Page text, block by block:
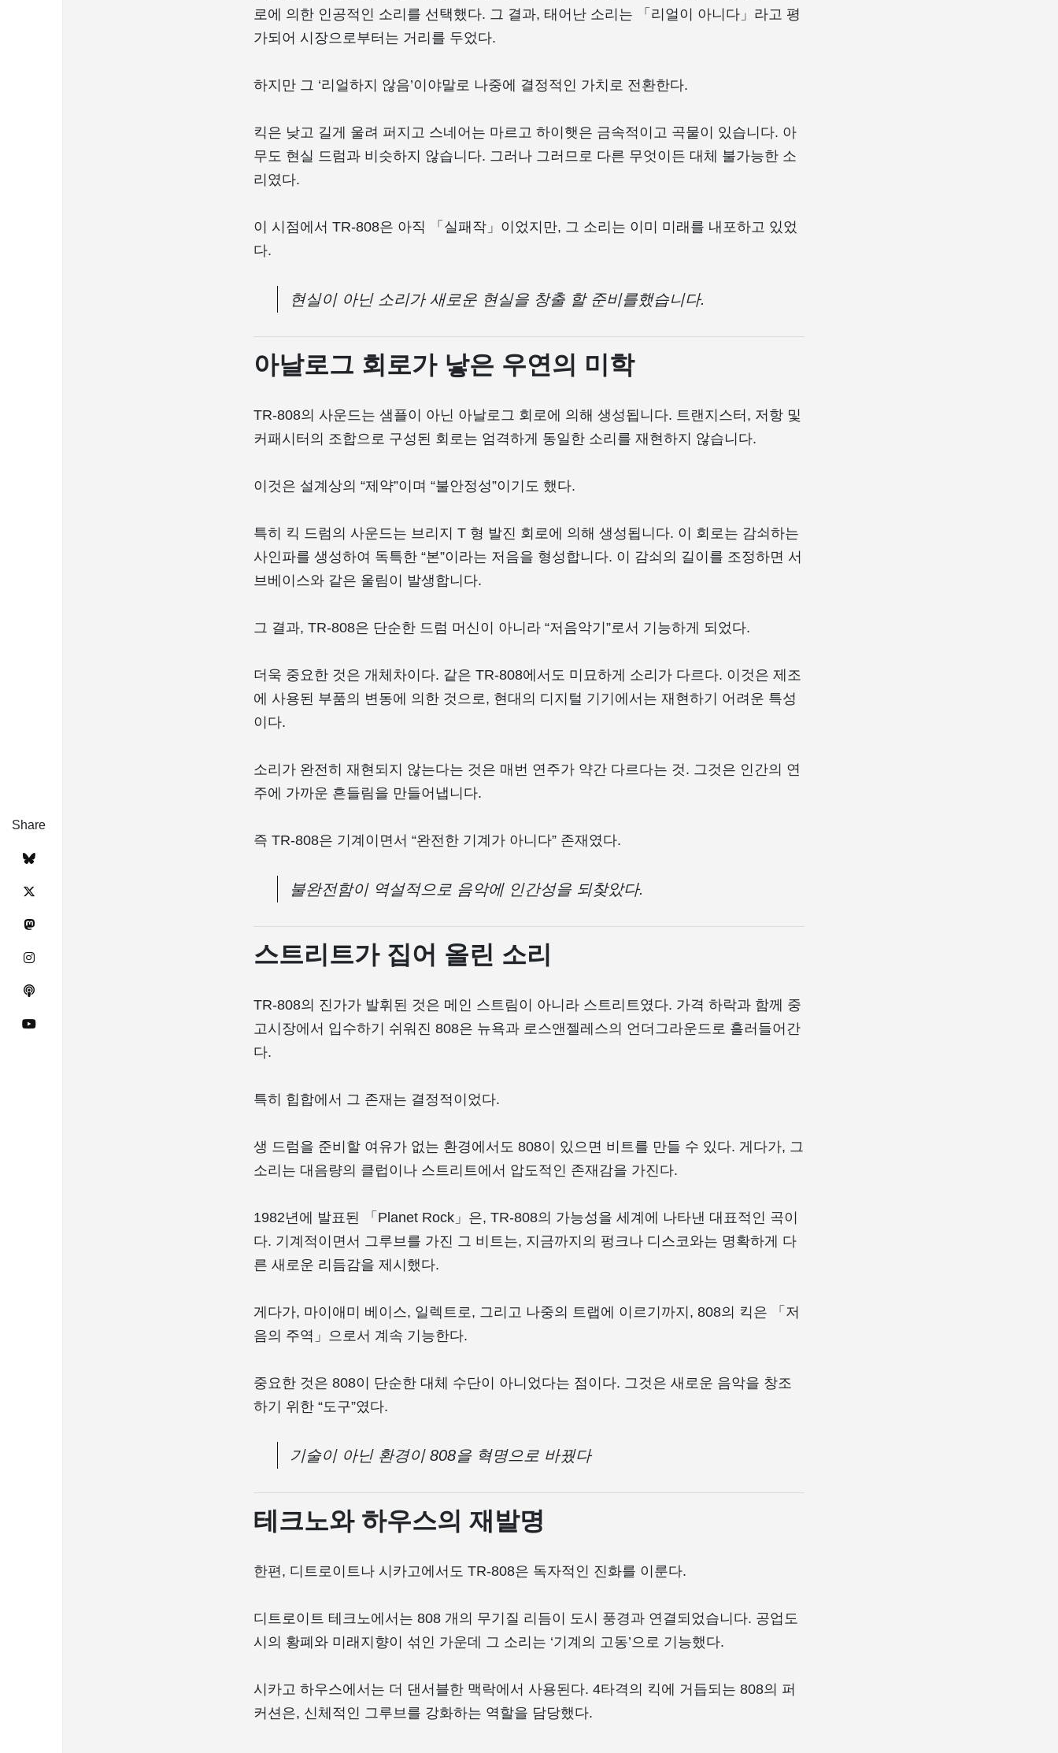
로에 의한 인공적인 소리를 선택했다. 그 결과, 태어난 소리는 「리얼이 아니다」라고 평
가되어 시장으로부터는 거리를 두었다.
하지만 그 ‘리얼하지 않음’이야말로 나중에 결정적인 가치로 전환한다.
킥은 낮고 길게 울려 퍼지고 스네어는 마르고 하이햇은 금속적이고 곡물이 있습니다. 아
무도 현실 드럼과 비슷하지 않습니다. 그러나 그러므로 다른 무엇이든 대체 불가능한 소
리였다.
이 시점에서 TR-808은 아직 「실패작」이었지만, 그 소리는 이미 미래를 내포하고 있었
다.
현실이 아닌 소리가 새로운 현실을 창출 할 준비를했습니다.
아날로그 회로가 낳은 우연의 미학
TR-808의 사운드는 샘플이 아닌 아날로그 회로에 의해 생성됩니다. 트랜지스터, 저항 및
커패시터의 조합으로 구성된 회로는 엄격하게 동일한 소리를 재현하지 않습니다.
이것은 설계상의 “제약”이며 “불안정성”이기도 했다.
특히 킥 드럼의 사운드는 브리지 T 형 발진 회로에 의해 생성됩니다. 이 회로는 감쇠하는
사인파를 생성하여 독특한 “본”이라는 저음을 형성합니다. 이 감쇠의 길이를 조정하면 서
브베이스와 같은 울림이 발생합니다.
그 결과, TR-808은 단순한 드럼 머신이 아니라 “저음악기”로서 기능하게 되었다.
더욱 중요한 것은 개체차이다. 같은 TR-808에서도 미묘하게 소리가 다르다. 이것은 제조
에 사용된 부품의 변동에 의한 것으로, 현대의 디지털 기기에서는 재현하기 어려운 특성
이다.
소리가 완전히 재현되지 않는다는 것은 매번 연주가 약간 다르다는 것. 그것은 인간의 연
주에 가까운 흔들림을 만들어냅니다.
즉 TR-808은 기계이면서 “완전한 기계가 아니다” 존재였다.
불완전함이 역설적으로 음악에 인간성을 되찾았다.
스트리트가 집어 올린 소리
TR-808의 진가가 발휘된 것은 메인 스트림이 아니라 스트리트였다. 가격 하락과 함께 중
고시장에서 입수하기 쉬워진 808은 뉴욕과 로스앤젤레스의 언더그라운드로 흘러들어간
다.
특히 힙합에서 그 존재는 결정적이었다.
생 드럼을 준비할 여유가 없는 환경에서도 808이 있으면 비트를 만들 수 있다. 게다가, 그
소리는 대음량의 클럽이나 스트리트에서 압도적인 존재감을 가진다.
1982년에 발표된 「Planet Rock」은, TR-808의 가능성을 세계에 나타낸 대표적인 곡이
다. 기계적이면서 그루브를 가진 그 비트는, 지금까지의 펑크나 디스코와는 명확하게 다
른 새로운 리듬감을 제시했다.
게다가, 마이애미 베이스, 일렉트로, 그리고 나중의 트랩에 이르기까지, 808의 킥은 「저
음의 주역」으로서 계속 기능한다.
중요한 것은 808이 단순한 대체 수단이 아니었다는 점이다. 그것은 새로운 음악을 창조
하기 위한 “도구”였다.
기술이 아닌 환경이 808을 혁명으로 바꿨다
테크노와 하우스의 재발명
한편, 디트로이트나 시카고에서도 TR-808은 독자적인 진화를 이룬다.
디트로이트 테크노에서는 808 개의 무기질 리듬이 도시 풍경과 연결되었습니다. 공업도
시의 황폐와 미래지향이 섞인 가운데 그 소리는 ‘기계의 고동’으로 기능했다.
시카고 하우스에서는 더 댄서블한 맥락에서 사용된다. 4타격의 킥에 거듭되는 808의 퍼
커션은, 신체적인 그루브를 강화하는 역할을 담당했다.
Share